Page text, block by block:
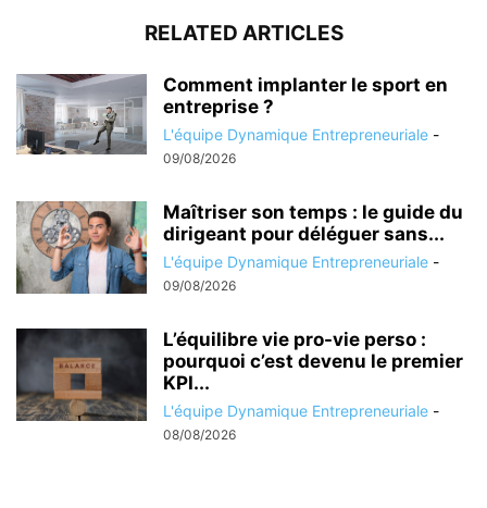
RELATED ARTICLES
Comment implanter le sport en
entreprise ?
L'équipe Dynamique Entrepreneuriale -
09/08/2026
Maîtriser son temps : le guide du
dirigeant pour déléguer sans...
L'équipe Dynamique Entrepreneuriale -
09/08/2026
L’équilibre vie pro-vie perso :
pourquoi c’est devenu le premier
KPI...
L'équipe Dynamique Entrepreneuriale -
08/08/2026